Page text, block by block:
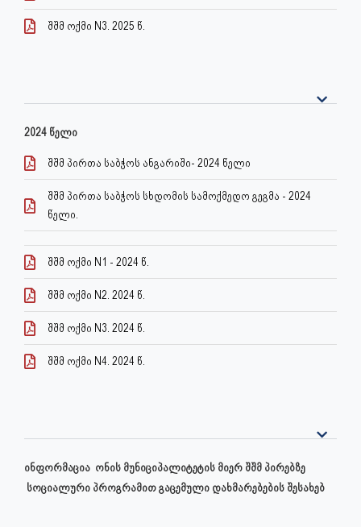
შშმ ოქმი N3. 2025 წ.
2024 წელი
შშმ პირთა საბჭოს ანგარიში- 2024 წელი
შშმ პირთა საბჭოს სხდომის სამოქმედო გეგმა - 2024
წელი.
შშმ ოქმი N1 - 2024 წ.
შშმ ოქმი N2. 2024 წ.
შშმ ოქმი N3. 2024 წ.
შშმ ოქმი N4. 2024 წ.
ინფორმაცია ონის მუნიციპალიტეტის მიერ შშმ პირებზე
სოციალური პროგრამით გაცემული დახმარებების შესახებ